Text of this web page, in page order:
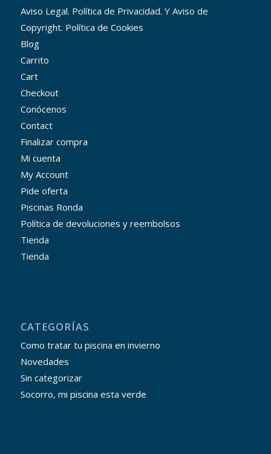
Aviso Legal. Política de Privacidad. Y Aviso de
Copyright. Política de Cookies
Blog
Carrito
Cart
Checkout
Conócenos
Contact
Finalizar compra
Mi cuenta
My Account
Pide oferta
Piscinas Ronda
Política de devoluciones y reembolsos
Tienda
Tienda
CATEGORÍAS
Como tratar tu piscina en invierno
Novedades
Sin categorizar
Socorro, mi piscina esta verde